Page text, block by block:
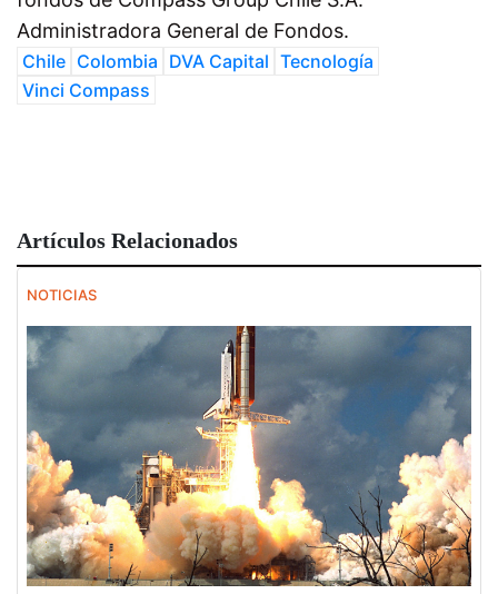
Administradora General de Fondos.
Chile Colombia DVA Capital Tecnología
Vinci Compass
Artículos Relacionados
NOTICIAS